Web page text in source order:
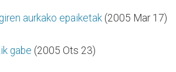
aurkako epaiketak (2005 Mar 17)
gabe (2005 Ots 23)